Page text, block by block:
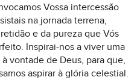
Vossa intercessão
na jornada terrena,
e da pureza que Vós
Inspirai-nos a viver uma
vontade de Deus, para que,
aspirar à glória celestial.